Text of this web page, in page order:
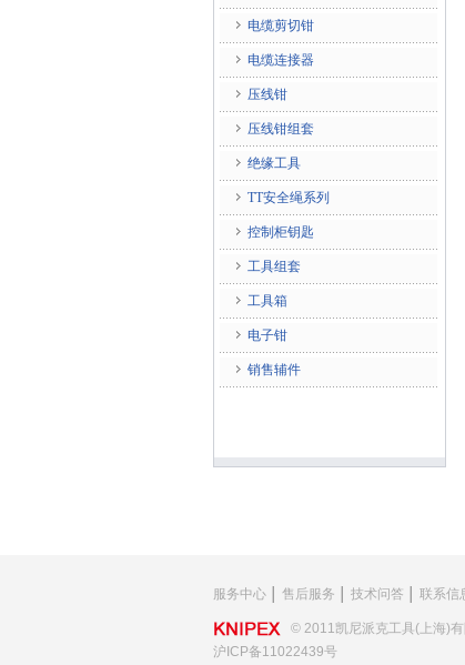
电缆剪切钳
电缆连接器
压线钳
压线钳组套
绝缘工具
TT安全绳系列
控制柜钥匙
工具组套
工具箱
电子钳
销售辅件
服务中心 售后服务 技术问答 联系信
© 2011凯尼派克工具(上海)有
沪ICP备11022439号